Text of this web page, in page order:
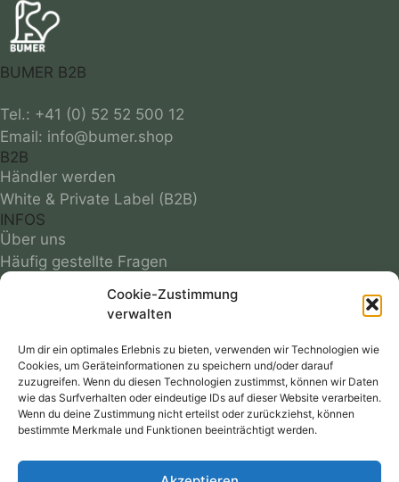
Cookie-Zustimmung
verwalten
Um dir ein optimales Erlebnis zu bieten, verwenden wir Technologien wie
Cookies, um Geräteinformationen zu speichern und/oder darauf
zuzugreifen. Wenn du diesen Technologien zustimmst, können wir Daten
wie das Surfverhalten oder eindeutige IDs auf dieser Website verarbeiten.
Wenn du deine Zustimmung nicht erteilst oder zurückziehst, können
bestimmte Merkmale und Funktionen beeinträchtigt werden.
BUMER B2B
Tel.: +41 (0) 52 52 500 12
B2B
Händler werden
White & Private Label (B2B)
INFOS
Über uns
Häufig gestellte Fragen
Grössentabelle
Optimale Passform
Farbmuster
Reparaturservice
Versandkosten
Follow
RECHTLICHES